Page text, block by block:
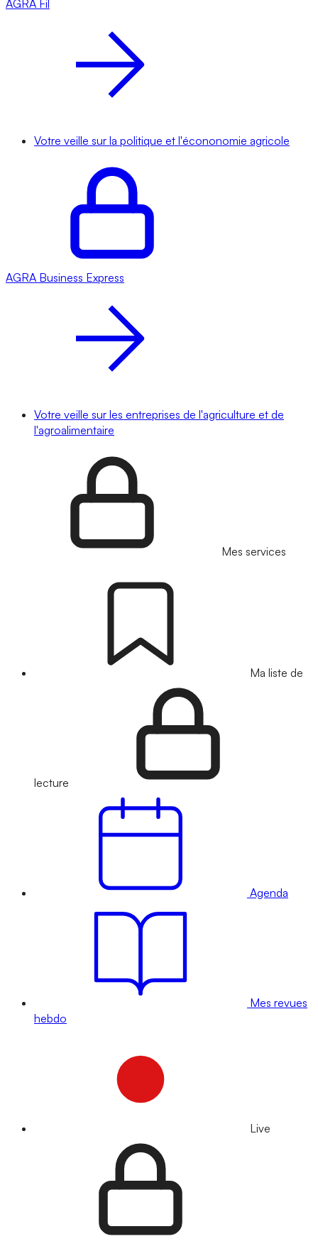
AGRA Fil
Votre veille sur la politique et l'écononomie agricole
AGRA Business Express
Votre veille sur les entreprises de l'agriculture et de
l'agroalimentaire
Mes services
Ma liste de
lecture
Agenda
Mes revues
hebdo
Live